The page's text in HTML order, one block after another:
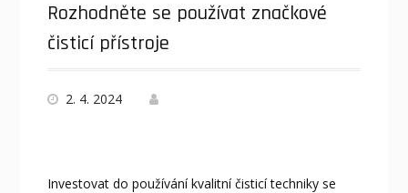
Rozhodněte se používat značkové
čisticí přístroje
2. 4. 2024
Investovat do používání kvalitní čisticí techniky se